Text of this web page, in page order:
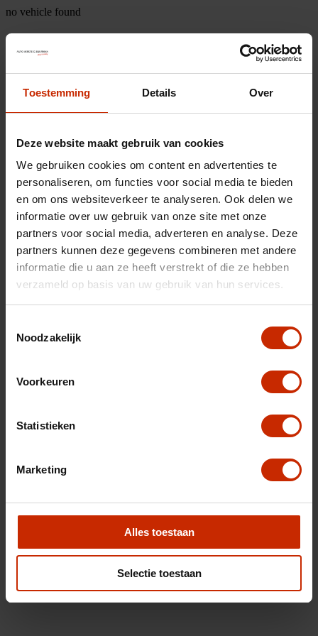
Toestemming Details Over
Deze website maakt gebruik van cookies
We gebruiken cookies om content en advertenties te
personaliseren, om functies voor social media te bieden
en om ons websiteverkeer te analyseren. Ook delen we
informatie over uw gebruik van onze site met onze
partners voor social media, adverteren en analyse. Deze
partners kunnen deze gegevens combineren met andere
informatie die u aan ze heeft verstrekt of die ze hebben
verzameld op basis van uw gebruik van hun services.
Noodzakelijk
Voorkeuren
Statistieken
Marketing
Alles toestaan
Selectie toestaan
no vehicle found